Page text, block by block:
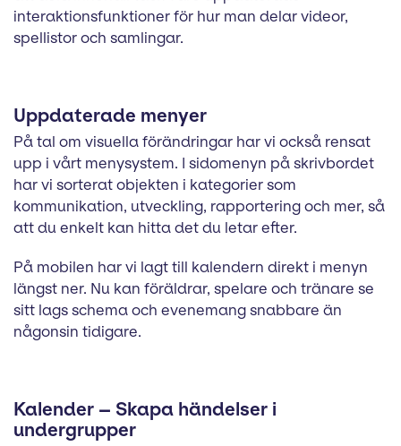
interaktionsfunktioner för hur man delar videor,
spellistor och samlingar.
Uppdaterade menyer
På tal om visuella förändringar har vi också rensat
upp i vårt menysystem. I sidomenyn på skrivbordet
har vi sorterat objekten i kategorier som
kommunikation, utveckling, rapportering och mer, så
att du enkelt kan hitta det du letar efter.
På mobilen har vi lagt till kalendern direkt i menyn
längst ner. Nu kan föräldrar, spelare och tränare se
sitt lags schema och evenemang snabbare än
någonsin tidigare.
Kalender – Skapa händelser i
undergrupper